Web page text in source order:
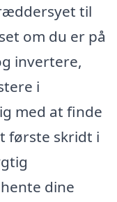
til
om du er på
invertere,
i
med at finde
første skridt i
dine